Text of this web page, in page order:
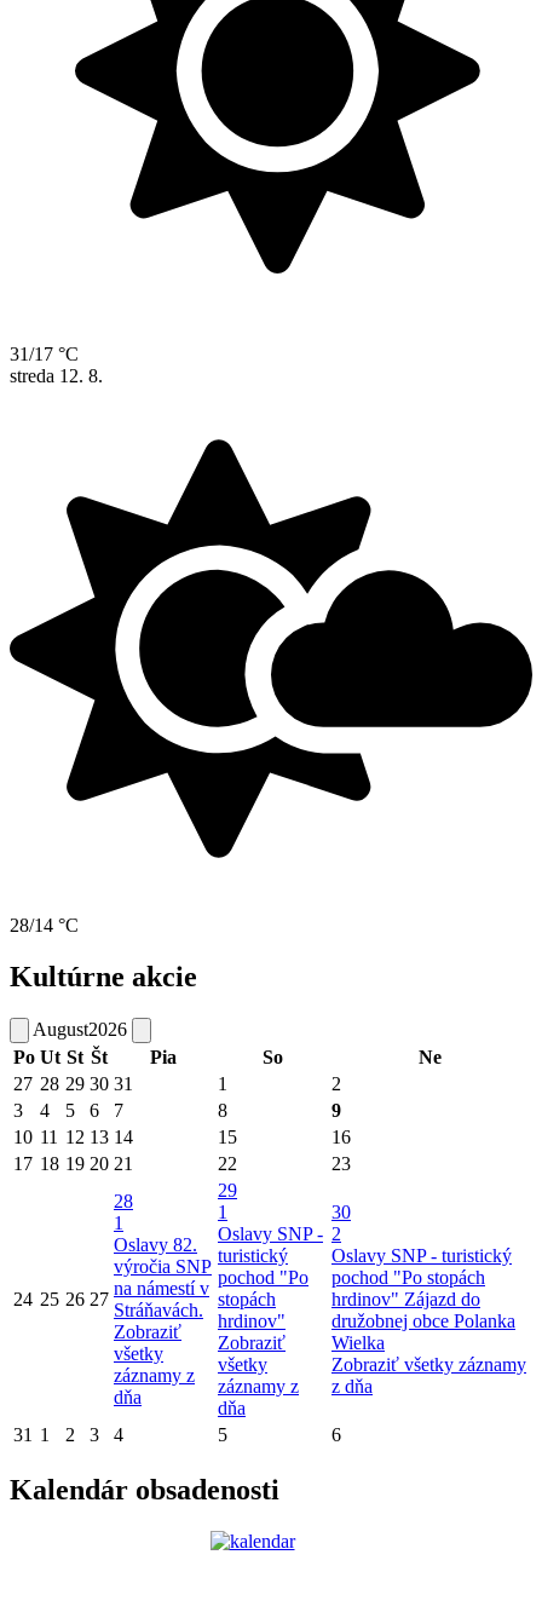
31/17 °C
streda 12. 8.
28/14 °C
Kultúrne akcie
August2026
Po Ut St Št Pia So
Ne
27 28 29 30 31 1
2
3
4 5 6 7 8
9
10 11 12 13 14 15
16
17 18 19 20 21 22 23
24 25 26 27
28
1
Oslavy 82.
výročia SNP
na námestí v
Stráňavách.
Zobraziť
všetky
záznamy z
dňa
29
1
Oslavy SNP -
turistický
pochod "Po
stopách
hrdinov"
Zobraziť
všetky
záznamy z
dňa
30
2
Oslavy SNP - turistický
pochod "Po stopách
hrdinov" Zájazd do
družobnej obce Polanka
Wielka
Zobraziť všetky záznamy
z dňa
31 1 2 3 4 5 6
Kalendár obsadenosti